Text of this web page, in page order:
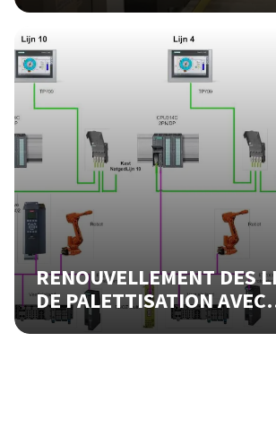
RENOUVELLEMENT DES
DE PALETTISATION AVEC
ROBOT